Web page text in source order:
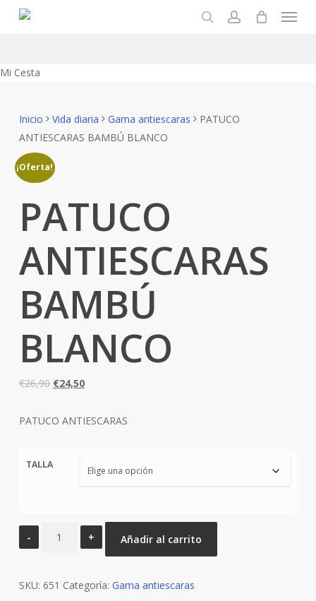
Menu
Mi Cesta
Inicio Vida diaria Gama antiescaras
PATUCO
ANTIESCARAS BAMBÚ BLANCO
¡Oferta!
PATUCO
ANTIESCARAS
BAMBÚ
BLANCO
€26,90 El
original
€24,50El
actual
PATUCO ANTIESCARAS
TALLA
PATUCO
ANTIESCARAS
BLANCO
Añadir al carrito
SKU: 651 Categoría: Gama antiescaras